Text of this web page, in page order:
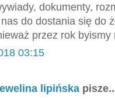
dokumenty,
do dostania się do
przez rok
03:15
lipińska